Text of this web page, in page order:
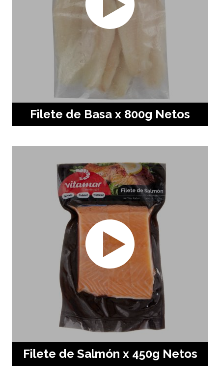
Filete de Basa x 800g Netos
Filete de Salmón x 450g Netos